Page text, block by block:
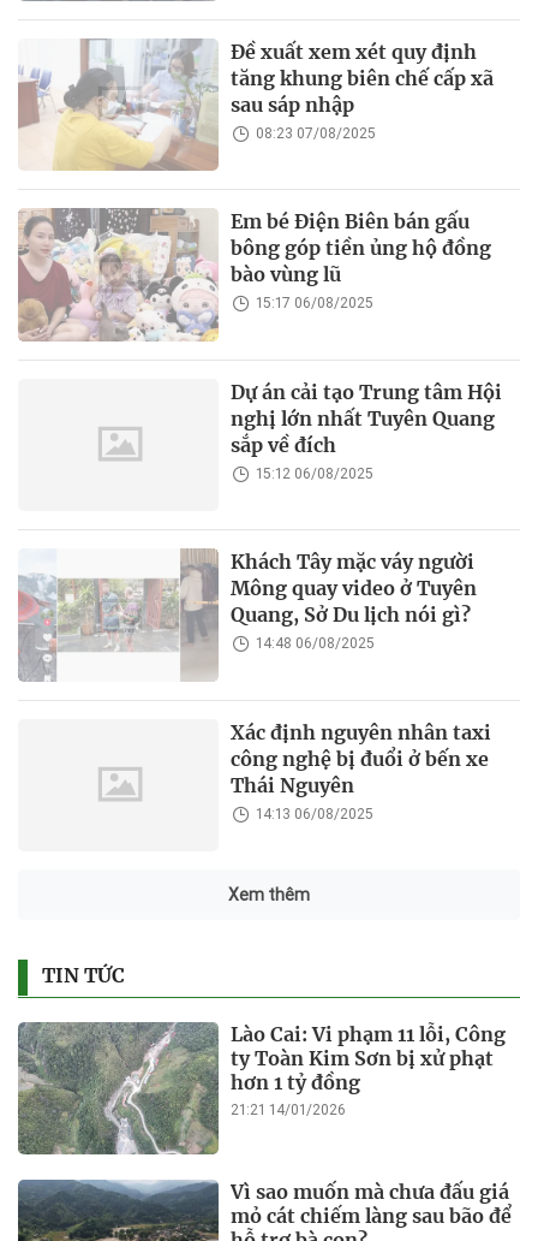
Đề xuất xem xét quy định
tăng khung biên chế cấp xã
sau sáp nhập
08:23 07/08/2025
Em bé Điện Biên bán gấu
bông góp tiền ủng hộ đồng
bào vùng lũ
15:17 06/08/2025
Dự án cải tạo Trung tâm Hội
nghị lớn nhất Tuyên Quang
sắp về đích
15:12 06/08/2025
Khách Tây mặc váy người
Mông quay video ở Tuyên
Quang, Sở Du lịch nói gì?
14:48 06/08/2025
Xác định nguyên nhân taxi
công nghệ bị đuổi ở bến xe
Thái Nguyên
14:13 06/08/2025
Xem thêm
TIN TỨC
Lào Cai: Vi phạm 11 lỗi, Công
ty Toàn Kim Sơn bị xử phạt
hơn 1 tỷ đồng
21:21 14/01/2026
Vì sao muốn mà chưa đấu giá
mỏ cát chiếm làng sau bão để